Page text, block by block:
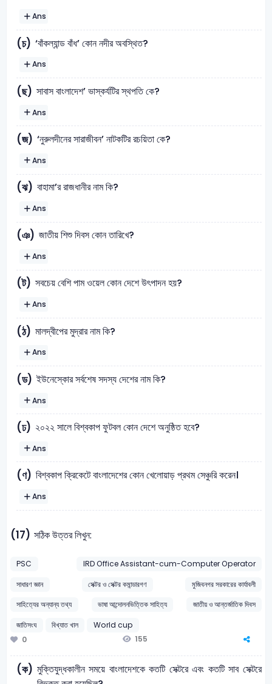
Ans
(চ) ‘বাঁকল্যান্ড বাঁধ’ কোন নদীর অবস্থিত?
Ans
(ছ) সাবাস বাংলাদেশ’ ভাস্কর্যটির স্থপতি কে?
Ans
(জ) ‘নুরুলদীনের সারাজীবন’ নাটকটির রচয়িতা কে?
Ans
(ঝ) বাহামা’র রাজধানীর নাম কি?
Ans
(ঞ) জাতীয় শিশু দিবস কোন তারিখে?
Ans
(ট) সবচেয় বেশি পাম ওয়েল কোন দেশে উৎপাদন হয়?
Ans
(ঠ) মালদ্বীপের মুদ্রার নাম কি?
Ans
(ড) ইউনেস্কোর সর্বশেষ সদস্য দেশের নাম কি?
Ans
(ঢ) ২০২২ সালে বিশ্বকাপ ফুটবল কোন দেশে অনুষ্ঠিত হবে?
Ans
(ণ) বিশ্বকাপ ক্রিকেটে বাংলাদেশের কোন খেলোয়াড় প্রথম সেঞ্চুরি করেন।
Ans
(17) সঠিক উত্তর লিখুন:
PSC
IRD Office Assistant-cum-Computer Operator
সাধারণ জ্ঞান
সেক্টর ও সেক্টর কমান্ডারগণ
মুজিবনগর সরকারের কার্যাবলী
সাহিত্যের অন্যান্য তথ্য
ভাষা আন্দোলনভিত্তিক সাহিত্য
জাতীয় ও আন্তর্জাতিক দিবস
জাতিসংঘ
বিখ্যাত খাল
World cup
0
155
(ক) মুক্তিযুদ্ধকালীন সময়ে বাংলাদেশকে কতটি সেক্টরে এবং কতটি সাব সেক্টরে